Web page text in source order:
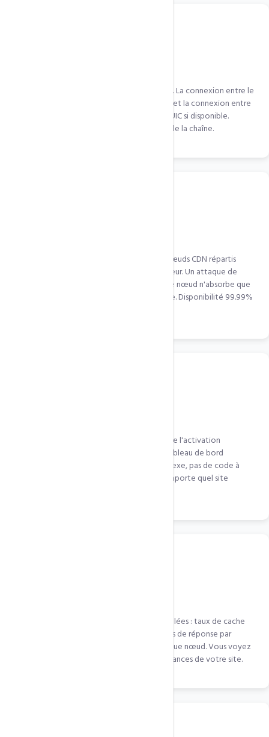
QUIC.cloud utilise HTTP/3 sur tous ses nœuds. La connexion entre le
visiteur et le nœud CDN utilise QUIC (0-RTT), et la connexion entre
le nœud CDN et votre serveur utilise aussi QUIC si disponible.
Double gain de protocole à chaque niveau de la chaîne.
Les attaques DDoS sont absorbées par les nœuds CDN répartis
mondialement avant d'atteindre votre serveur. Un attaque de
100Gbps est répartie sur 50 nœuds — chaque nœud n'absorbe que
2Gbps. Votre serveur ne voit jamais l'attaque. Disponibilité 99.99%
Le plugin LiteSpeed Cache WordPress intègre l'activation
QUIC.cloud en quelques clics depuis votre tableau de bord
WordPress. Pas de configuration DNS complexe, pas de code à
modifier. Actif en moins de 5 minutes sur n'importe quel site
Interface QUIC.cloud avec statistiques détaillées : taux de cache
hit/miss, bande passante économisée, temps de réponse par
région, nombre de requêtes servies par chaque nœud. Vous voyez
exactement l'impact du CDN sur les performances de votre site.